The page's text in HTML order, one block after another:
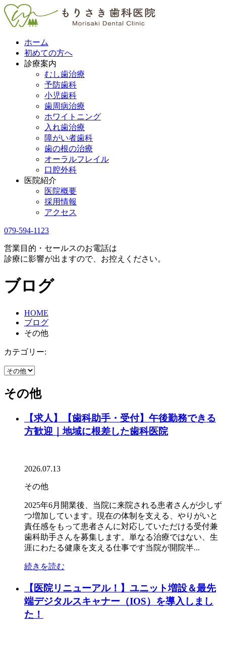
ホーム
初めての方へ
診療案内
むし歯治療
予防歯科
小児歯科
歯周病治療
ホワイトニング
入れ歯治療
障がい者歯科
歯の根の治療
オーラルフレイル
口腔外科
医院紹介
医院概要
採用情報
アクセス
079-594-1123
営業目的・セールスのお電話は
診療に影響が出ますので、お控えください。
ブログ
HOME
ブログ
その他
カテゴリー:
その他
【求人】【歯科助手・受付】午後勤務できる
方歓迎｜地域に根差した歯科医院
2026.07.13
その他
2025年6月開業後、当院に来院される患者さんが少しず
つ増加しています。現在の体制を支える、やりがいと
責任感をもって患者さんに対応していただける受付兼
歯科助手さんを募集します。単なる治療ではない、生
涯にわたる健康を支える仕事です当院が開院半...
続きを読む
【医院リニューアル！】ユニット増設＆最先
端デジタルスキャナー（IOS）を導入しまし
た！